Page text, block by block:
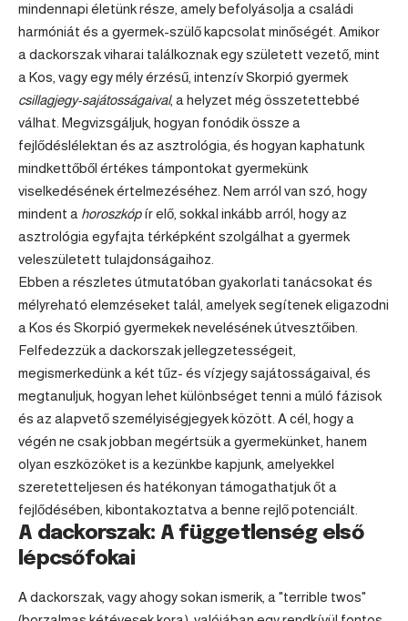
mindennapi életünk része, amely befolyásolja a családi
harmóniát és a gyermek-szülő kapcsolat minőségét. Amikor
a dackorszak viharai találkoznak egy született vezető, mint
a Kos, vagy egy mély érzésű, intenzív Skorpió gyermek
csillagjegy-sajátosságaival, a helyzet még összetettebbé
válhat. Megvizsgáljuk, hogyan fonódik össze a
fejlődéslélektan és az asztrológia, és hogyan kaphatunk
mindkettőből értékes támpontokat gyermekünk
viselkedésének értelmezéséhez. Nem arról van szó, hogy
mindent a horoszkópír elő, sokkal inkább arról, hogy az
asztrológia egyfajta térképként szolgálhat a gyermek
veleszületett tulajdonságaihoz.
Ebben a részletes útmutatóban gyakorlati tanácsokat és
mélyreható elemzéseket talál, amelyek segítenek eligazodni
a Kos és Skorpió gyermekek nevelésének útvesztőiben.
Felfedezzük a dackorszak jellegzetességeit,
megismerkedünk a két tűz- és vízjegy sajátosságaival, és
megtanuljuk, hogyan lehet különbséget tenni a múló fázisok
és az alapvető személyiségjegyek között. A cél, hogy a
végén ne csak jobban megértsük a gyermekünket, hanem
olyan eszközöket is a kezünkbe kapjunk, amelyekkel
szeretetteljesen és hatékonyan támogathatjuk őt a
fejlődésében, kibontakoztatva a benne rejlő potenciált.
A dackorszak: A függetlenség első
lépcsőfokai
A dackorszak, vagy ahogy sokan ismerik, a "terrible twos"